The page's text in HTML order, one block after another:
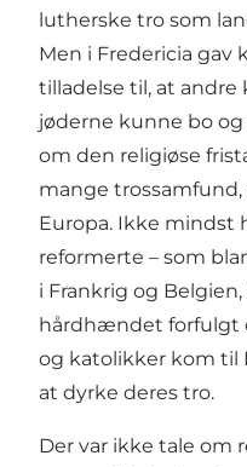
lutherske tro som
Men i Fredericia gav
tilladelse til, at
jøderne kunne bo
om den religiøse
mange trossamfund,
Europa. Ikke mindst
reformerte – som
i Frankrig og
hårdhændet forfulgt
og katolikker kom til
at dyrke deres tro.
Der var ikke tale om